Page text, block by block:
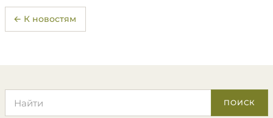
← К новостям
ПОИСК